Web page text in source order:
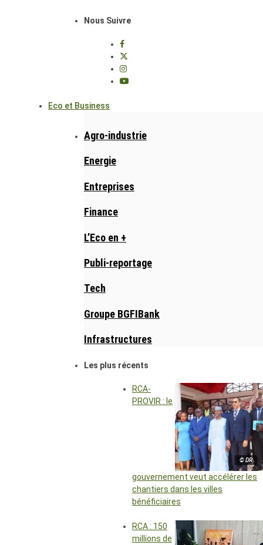
Nous Suivre
Eco et Business
Agro-industrie
Energie
Entreprises
Finance
L’Eco en +
Publi-reportage
Tech
Groupe BGFIBank
Infrastructures
Les plus récents
© DR
RCA-
PROVIR : le
gouvernement veut accélérer les
chantiers dans les villes
bénéficiaires
RCA : 150
millions de